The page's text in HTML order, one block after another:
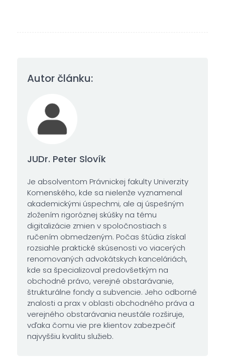
Autor článku:
JUDr. Peter Slovík
Je absolventom Právnickej fakulty Univerzity
Komenského, kde sa nielenže vyznamenal
akademickými úspechmi, ale aj úspešným
zložením rigoróznej skúšky na tému
digitalizácie zmien v spoločnostiach s
ručením obmedzeným. Počas štúdia získal
rozsiahle praktické skúsenosti vo viacerých
renomovaných advokátskych kanceláriách,
kde sa špecializoval predovšetkým na
obchodné právo, verejné obstarávanie,
štrukturálne fondy a subvencie. Jeho odborné
znalosti a prax v oblasti obchodného práva a
verejného obstarávania neustále rozširuje,
vďaka čomu vie pre klientov zabezpečiť
najvyššiu kvalitu služieb.